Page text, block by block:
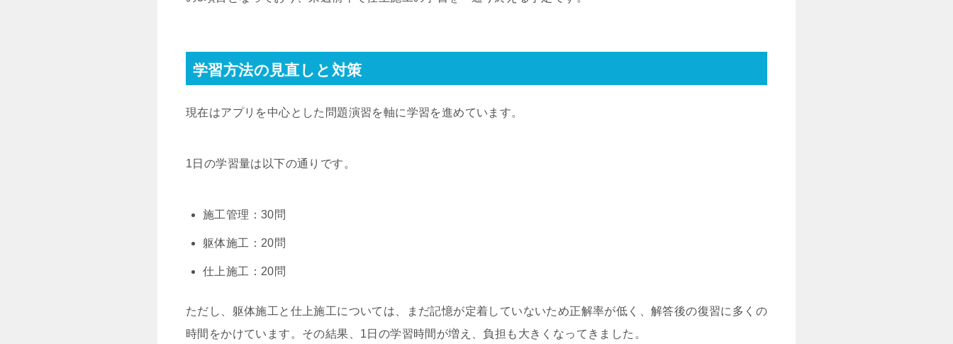
学習方法の見直しと対策
現在はアプリを中心とした問題演習を軸に学習を進めています。
1日の学習量は以下の通りです。
施工管理：30問
躯体施工：20問
仕上施工：20問
ただし、躯体施工と仕上施工については、まだ記憶が定着していないため正解率が低く、解答後の復習に多くの
時間をかけています。その結果、1日の学習時間が増え、負担も大きくなってきました。